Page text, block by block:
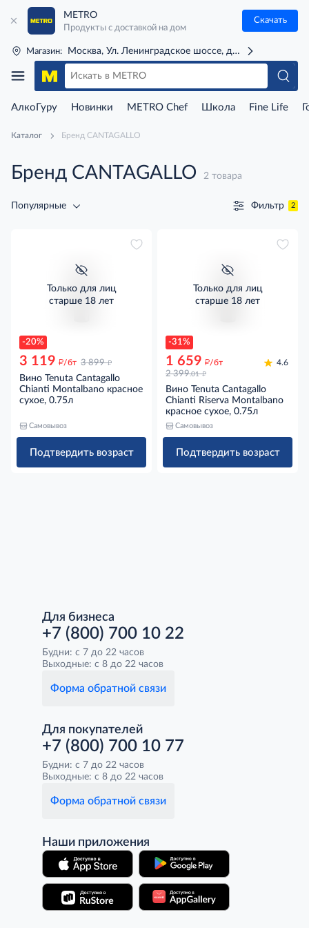
METRO
Продукты с доставкой на дом
Скачать
Магазин: Москва, Ул. Ленинградское шоссе, д. 71Г (м. Речной
АлкоГуру Новинки METRO Chef Школа Fine Life
Каталог Бренд CANTAGALLO
Бренд CANTAGALLO 2 товара
Популярные Фильтр 2
-20%
Только для лиц
старше 18 лет
3 119 д/бт 3 899 д
Вино Tenuta Cantagallo
Chianti Montalbano красное
сухое, 0.75л
Самовывоз
Подтвердить возраст
-31%
Только для лиц
старше 18 лет
1 659 д/бт
2 399.01 д
4.6
Вино Tenuta Cantagallo
Chianti Riserva Montalbano
красное сухое, 0.75л
Самовывоз
Подтвердить возраст
Для бизнеса
+7 (800) 700 10 22
Будни: с 7 до 22 часов
Выходные: с 8 до 22 часов
Форма обратной связи
Для покупателей
+7 (800) 700 10 77
Будни: с 7 до 22 часов
Выходные: с 8 до 22 часов
Форма обратной связи
Наши приложения